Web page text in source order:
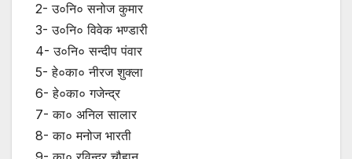
2- उ०नि० सनोज कुमार
3- उ०नि० विवेक भण्डारी
4- उ०नि० सन्दीप पंवार
5- हे०का० नीरज शुक्ला
6- हे०का० गजेन्द्र
7- का० अनिल सालार
8- का० मनोज भारती